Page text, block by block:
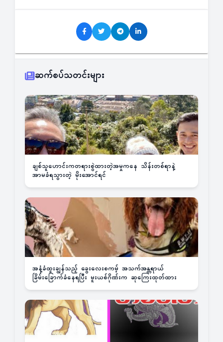
ဆက်စပ်သတင်းများ
ချစ်သူဟောင်းကတရားစွဲထားတဲ့အမှုကနေ သိန်းတစ်ရာနဲ့
အာမခံရသွားတဲ့ မိုးအောင်ရင်
အနံ့ခံထူးချွန်သည့် ခွေးလေးစကမ့် အသက်အန္တရာယ်
ခြိမ်းခြောက်ခံနေရပြီး မူးယစ်ဂိုဏ်းက ဆုကြေးထုတ်ထား